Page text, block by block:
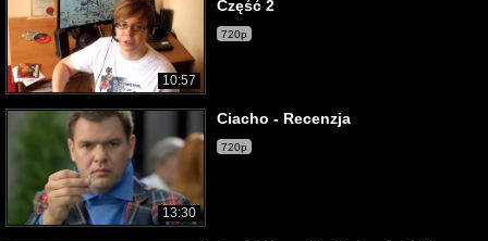
10:57
Część 2
720p
13:30
Ciacho - Recenzja
720p